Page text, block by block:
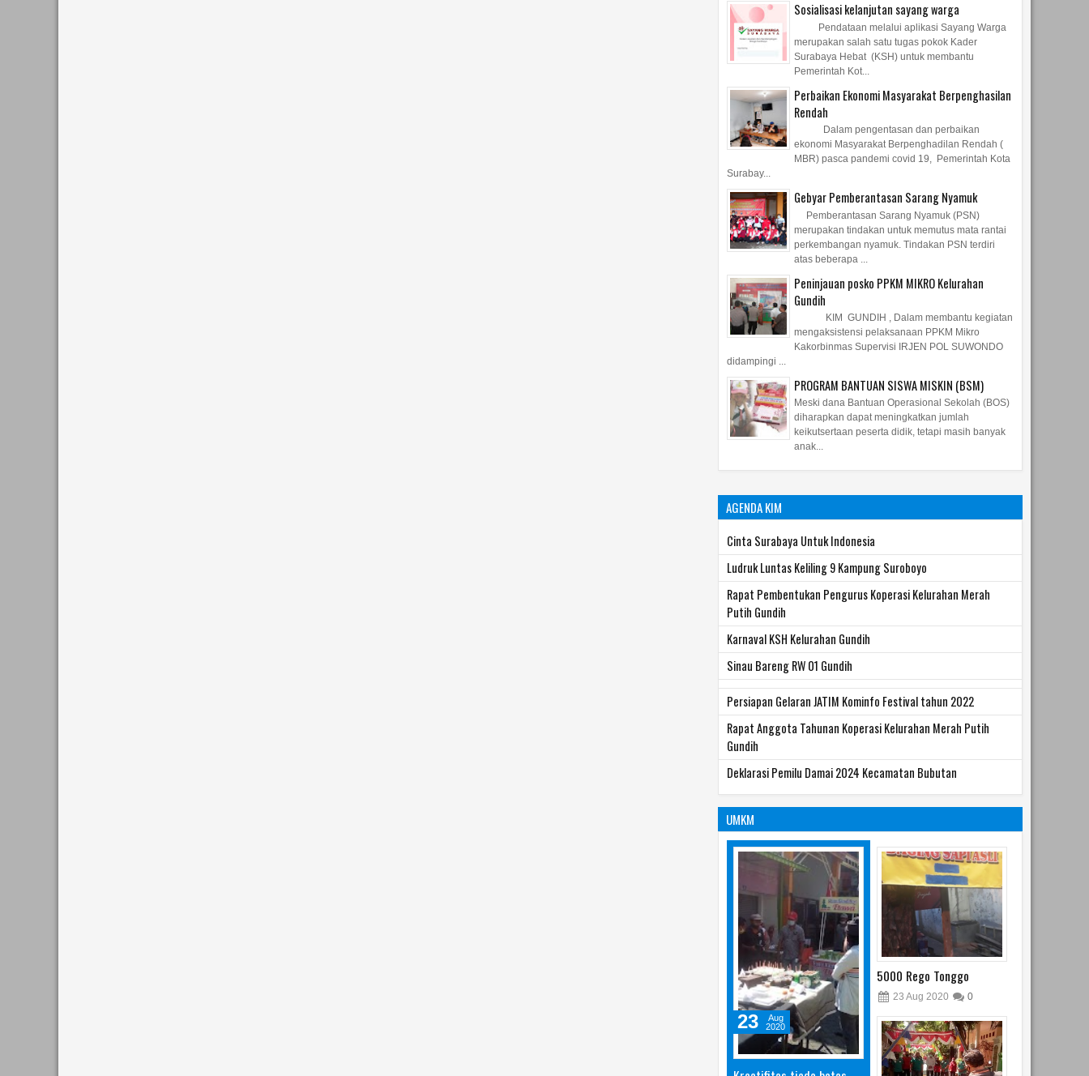
Sosialisasi kelanjutan sayang warga
Pendataan melalui aplikasi Sayang Warga
merupakan salah satu tugas pokok Kader
Surabaya Hebat (KSH) untuk membantu
Pemerintah Kot...
Perbaikan Ekonomi Masyarakat Berpenghasilan
Rendah
Dalam pengentasan dan perbaikan
ekonomi Masyarakat Berpenghadilan Rendah (
MBR) pasca pandemi covid 19, Pemerintah Kota
Surabay...
Gebyar Pemberantasan Sarang Nyamuk
Pemberantasan Sarang Nyamuk (PSN)
merupakan tindakan untuk memutus mata rantai
perkembangan nyamuk. Tindakan PSN terdiri
atas beberapa ...
Peninjauan posko PPKM MIKRO Kelurahan
Gundih
KIM GUNDIH , Dalam membantu kegiatan
mengaksistensi pelaksanaan PPKM Mikro
Kakorbinmas Supervisi IRJEN POL SUWONDO
didampingi ...
PROGRAM BANTUAN SISWA MISKIN (BSM)
Meski dana Bantuan Operasional Sekolah (BOS)
diharapkan dapat meningkatkan jumlah
keikutsertaan peserta didik, tetapi masih banyak
anak...
AGENDA KIM
Cinta Surabaya Untuk Indonesia
Ludruk Luntas Keliling 9 Kampung Suroboyo
Rapat Pembentukan Pengurus Koperasi Kelurahan Merah
Putih Gundih
Karnaval KSH Kelurahan Gundih
Sinau Bareng RW 01 Gundih
Persiapan Gelaran JATIM Kominfo Festival tahun 2022
Rapat Anggota Tahunan Koperasi Kelurahan Merah Putih
Gundih
Deklarasi Pemilu Damai 2024 Kecamatan Bubutan
UMKM
23
Aug
2020
5000 Rego Tonggo
23 Aug 2020 0